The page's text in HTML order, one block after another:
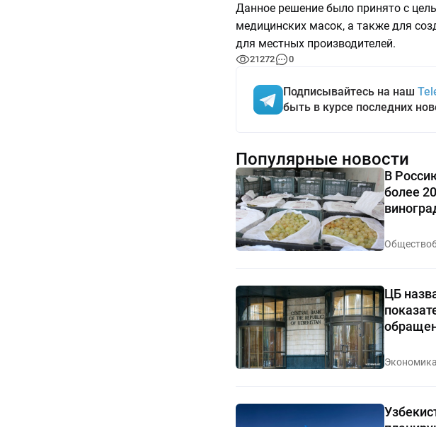
Данное решение было принято с
медицинских масок, а также для
для местных производителей.
21272 0
Подписывайтесь на наш
быть в курсе последних
Популярные новости
В
более
Общество
ЦБ
Экономика